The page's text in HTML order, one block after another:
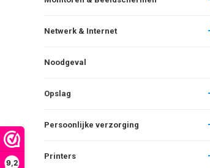
9,2
Netwerk & Internet
Noodgeval
Opslag
Persoonlijke verzorging
Printers